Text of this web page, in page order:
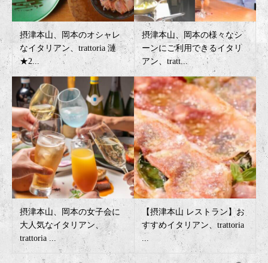
摂津本山、岡本のオシャレ
なイタリアン、trattoria 漣
★2...
摂津本山、岡本の様々なシ
ーンにご利用できるイタリ
アン、tratt...
摂津本山、岡本の女子会に
大人気なイタリアン、
trattoria ...
【摂津本山 レストラン】お
すすめイタリアン、trattoria
...